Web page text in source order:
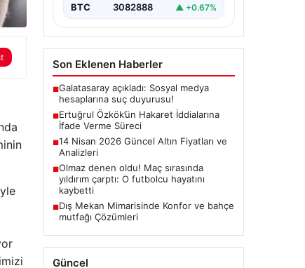
BTC 3082888 ▲ +0.67%
Son Eklenen Haberler
■Galatasaray açıkladı: Sosyal medya
hesaplarına suç duyurusu!
■Ertuğrul Özkök’ün Hakaret İddialarına
İfade Verme Süreci
■14 Nisan 2026 Güncel Altın Fiyatları ve
Analizleri
■Olmaz denen oldu! Maç sırasında
yıldırım çarptı: O futbolcu hayatını
kaybetti
■Dış Mekan Mimarisinde Konfor ve bahçe
mutfağı Çözümleri
Güncel